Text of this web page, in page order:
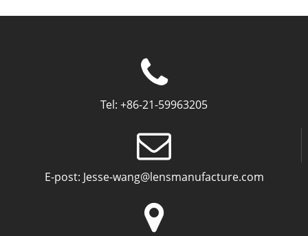
Tel: +86-21-59963205
E-post: Jesse-wang@lensmanufacture.com